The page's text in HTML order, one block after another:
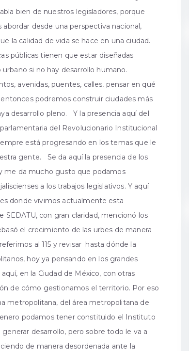
bien de nuestros legisladores, porque
desde una perspectiva nacional,
la calidad de vida se hace en una ciudad.
públicas tienen que estar diseñadas
si no hay desarrollo humano.
avenidas, puentes, calles, pensar en qué
podremos construir ciudades más
desarrollo pleno. Y la presencia aquí del
del Revolucionario Institucional
está progresando en los temas que le
gente. Se da aquí la presencia de los
me da mucho gusto que podamos
a los trabajos legislativos. Y aquí
donde vivimos actualmente esta
con gran claridad, mencionó los
el crecimiento de las urbes de manera
al 115 y revisar hasta dónde la
hoy ya pensando en los grandes
en la Ciudad de México, con otras
de cómo gestionamos el territorio. Por eso
metropolitana, del área metropolitana de
enero podamos tener constituido el Instituto
desarrollo, pero sobre todo le va a
de manera desordenada ante la